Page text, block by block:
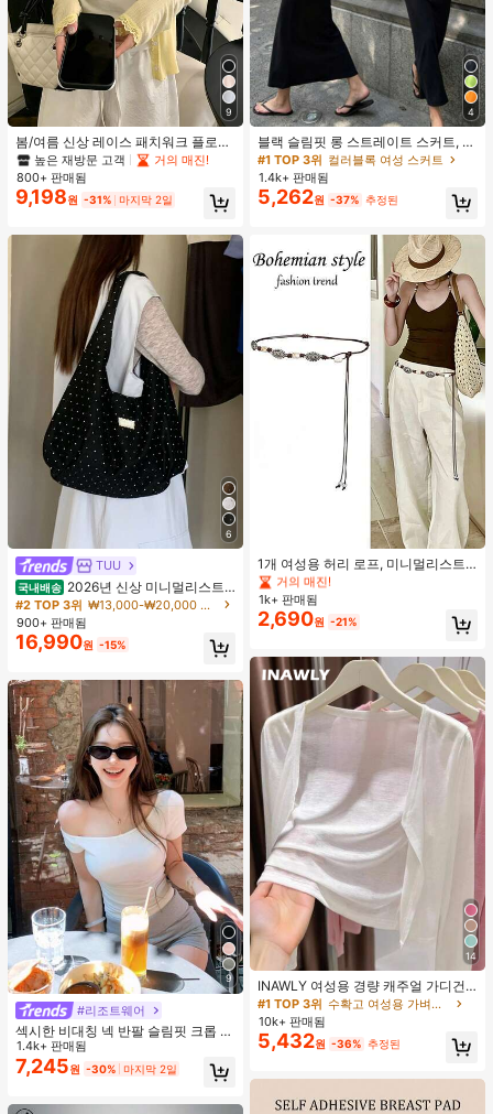
9
봄/여름 신상 레이스 패치워크 플로럴
트림 소프트 니트 가디건 경량 재킷 탑
여성용, 코티지코어 옐로우
높은 재방문 고객
거의 매진!
800+ 판매됨
9,198원 -31% 마지막 2일
6
TUU
국내배송 2026년 신상 미니멀리스트
도트 캔버스 토트백, 대용량 캐주얼 다
용도 통근 숄더 핸드백
#2 TOP 3위
₩13,000-₩20,000 여성 숄더백
900+ 판매됨
16,990원 -15%
9
#리조트웨어
섹시한 비대칭 넥 반팔 슬림핏 크롭 탑
화이트 여름
1.4k+ 판매됨
7,245원 -30% 마지막 2일
4
블랙 슬림핏 롱 스트레이트 스커트, 여
성 패션 폴리에스터 캐주얼 파티 스커
트, 다용도 및 귀여운, 일상 착용에 적
합, 여름 휴가. 해변, 음악 축제 및 여름
휴가에 완벽, 90년대
#1 TOP 3위 컬러블록 여성 스커트
1.4k+ 판매됨
5,262원 -37% 추정된
1개 여성용 허리 로프, 미니멀리스트
보헤미안 패션 매듭 허리 벨트, 드레
스, 캐주얼 팬츠와 함께 일상 착용에
적합한 장식용 허리 액세서리
#1 TOP 3위
기하학 여성 벨트 및 벨트 액세서리
거의 매진!
#1 TOP 3위
기하학 여성 벨트 및 벨트 액세서리
거의 매진!
#1 TOP 3위
거의 매진!
1k+ 판매됨
2,690원 -21%
14
INAWLY 여성용 경량 캐주얼 가디건,
여름
#1 TOP 3위
수확고 여성용 가벼운 카디건
10k+ 판매됨
5,432원 -36% 추정된